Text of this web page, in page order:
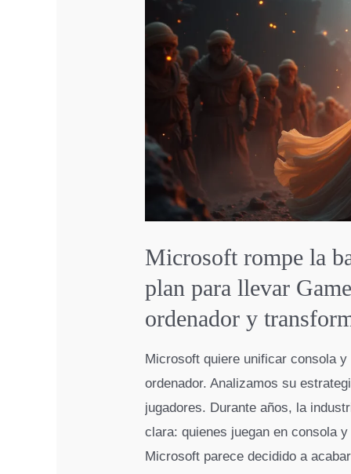
Microsoft rompe la
plan para llevar
ordenador y
Microsoft quiere unificar consola
ordenador. Analizamos su
jugadores. Durante años, la
clara: quienes juegan en consola
Microsoft parece decidido a